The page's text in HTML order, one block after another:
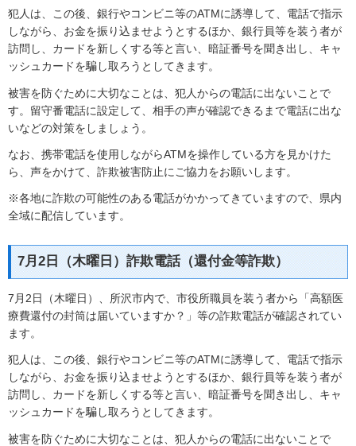
犯人は、この後、銀行やコンビニ等のATMに誘導して、電話で指示
しながら、お金を振り込ませようとするほか、銀行員等を装う者が
訪問し、カードを新しくする等と言い、暗証番号を聞き出し、キャ
ッシュカードを騙し取ろうとしてきます。
被害を防ぐために大切なことは、犯人からの電話に出ないことで
す。留守番電話に設定して、相手の声が確認できるまで電話に出な
いなどの対策をしましょう。
なお、携帯電話を使用しながらATMを操作している方を見かけた
ら、声をかけて、詐欺被害防止にご協力をお願いします。
※各地に詐欺の可能性のある電話がかかってきていますので、県内
全域に配信しています。
7月2日（木曜日）詐欺電話（還付金等詐欺）
7月2日（木曜日）、所沢市内で、市役所職員を装う者から「高額医
療費還付の封筒は届いていますか？」等の詐欺電話が確認されてい
ます。
犯人は、この後、銀行やコンビニ等のATMに誘導して、電話で指示
しながら、お金を振り込ませようとするほか、銀行員等を装う者が
訪問し、カードを新しくする等と言い、暗証番号を聞き出し、キャ
ッシュカードを騙し取ろうとしてきます。
被害を防ぐために大切なことは、犯人からの電話に出ないことで